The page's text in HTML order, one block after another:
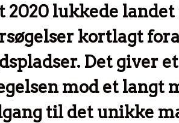
lukkede landet
kortlagt
Det giver et
mod et langt
til det unikke